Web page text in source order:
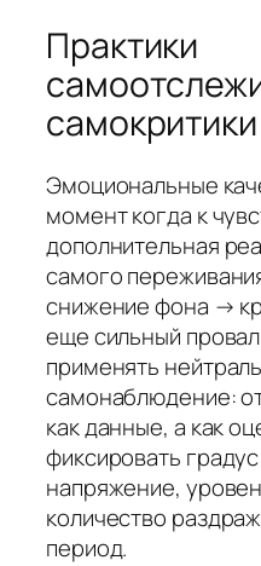
Практики
самокритики
Эмоциональные
момент когда к
дополнительная
самого
снижение фона →
еще сильный
применять
самонаблюдение:
как данные, а как
фиксировать
напряжение,
количество
период.